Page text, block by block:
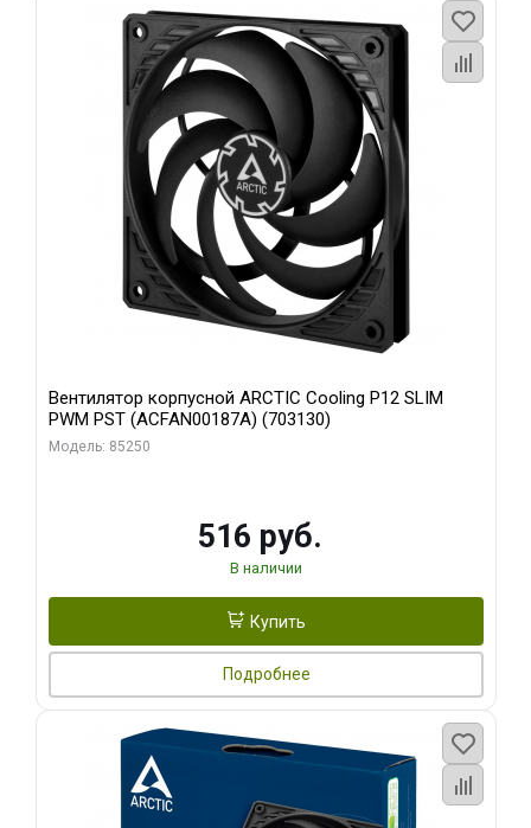
Вентилятор корпусной ARCTIC Cooling P12 SLIM
PWM PST (ACFAN00187A) (703130)
Модель: 85250
516 руб.
В наличии
Купить
Подробнее